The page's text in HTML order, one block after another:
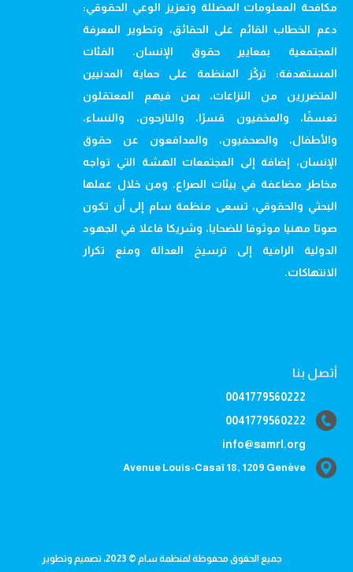
مكافحة المعلومات المضللة وتعزيز الوعي الحقوقي:
دعم الخطاب القائم على الحقائق، وتطوير المعرفة
المجتمعية بمعايير حقوق الإنسان. الفئات
المستهدفة: تركّز المنظمة على حماية المدنيين
المتضررين من النزاعات، بمن فيهم المعتقلون
تعسفًا، والمخفيون قسرًا، والنازحون، والنساء،
والأطفال، والصحفيون، والمدافعون عن حقوق
الإنسان، إضافة إلى المجتمعات الهشة التي تواجه
مخاطر مضاعفة في بيئات الصراع. ومن خلال عملها
البحثي والحقوقي، تسعى منظمة سام إلى أن تكون
صوتا مهنيا موثوقا للضحايا، وشريكا فاعلا في الجهود
الدولية الرامية إلى ترسيخ العدالة ومنع تكرار
الانتهاكات.
أتصل بنا
0041779560222
0041779560222
info@samrl.org
Avenue Louis-Casaï 18, 1209 Genève
جميع الحقوق محفوظة لمنظمة سام © 2023، تصميم وتطوير